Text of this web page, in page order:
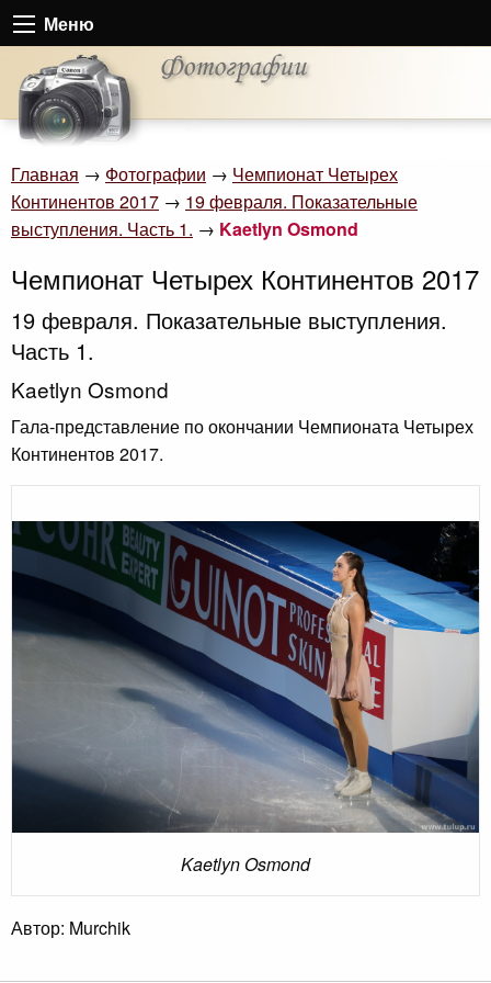
Меню
Главная → Фотографии → Чемпионат Четырех
Континентов 2017 → 19 февраля. Показательные
выступления. Часть 1. → Kaetlyn Osmond
Чемпионат Четырех Континентов 2017
19 февраля. Показательные выступления.
Часть 1.
Kaetlyn Osmond
Гала-представление по окончании Чемпионата Четырех
Континентов 2017.
Kaetlyn Osmond
Автор: Murchik